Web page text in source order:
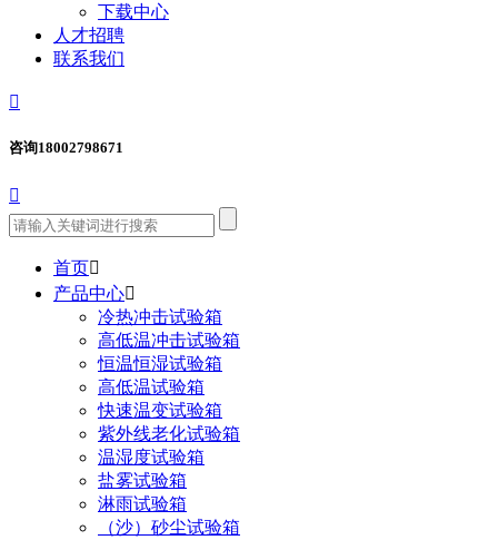
下载中心
人才招聘
联系我们

咨询18002798671

首页
产品中心
冷热冲击试验箱
高低温冲击试验箱
恒温恒湿试验箱
高低温试验箱
快速温变试验箱
紫外线老化试验箱
温湿度试验箱
盐雾试验箱
淋雨试验箱
（沙）砂尘试验箱